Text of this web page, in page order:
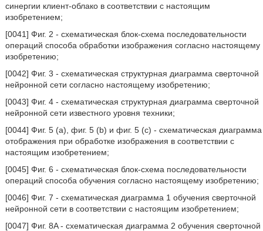
синергии клиент-облако в соответствии с настоящим
изобретением;
[0041] Фиг. 2 - схематическая блок-схема последовательности
операций способа обработки изображения согласно настоящему
изобретению;
[0042] Фиг. 3 - схематическая структурная диаграмма сверточной
нейронной сети согласно настоящему изобретению;
[0043] Фиг. 4 - схематическая структурная диаграмма сверточной
нейронной сети известного уровня техники;
[0044] Фиг. 5 (a), фиг. 5 (b) и фиг. 5 (c) - схематическая диаграмма
отображения при обработке изображения в соответствии с
настоящим изобретением;
[0045] Фиг. 6 - схематическая блок-схема последовательности
операций способа обучения согласно настоящему изобретению;
[0046] Фиг. 7 - схематическая диаграмма 1 обучения сверточной
нейронной сети в соответствии с настоящим изобретением;
[0047] Фиг. 8A - схематическая диаграмма 2 обучения сверточной